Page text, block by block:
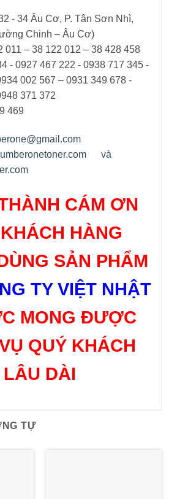
- 34 Âu Cơ, P. Tân Sơn Nhì,
Chinh – Âu Cơ)
011 – 38 122 012 – 38 428 458
- 0927 467 222 - 0938 717 345 -
002 567 – 0931 349 678 -
371 372
469
và
CÁM ƠN
HÀNG
SẢN PHẨM
TY VIỆT NHẬT
MONG ĐƯỢC
QUÝ KHÁCH
LÂU DÀI
TỰ